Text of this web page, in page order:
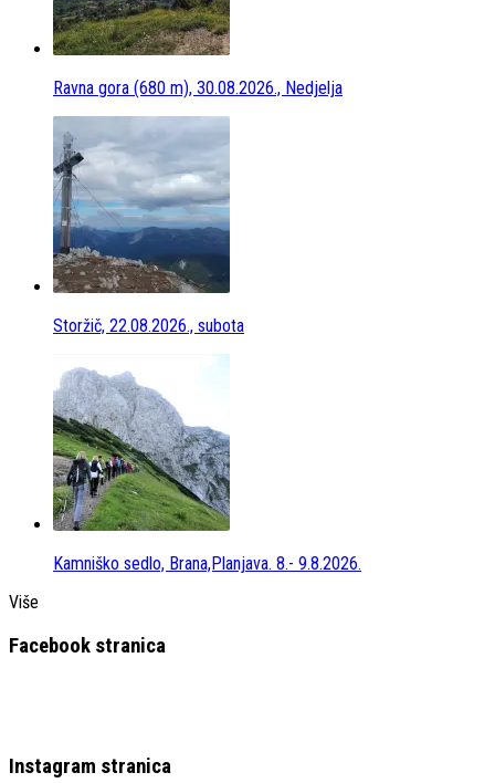
Ravna gora (680 m), 30.08.2026., Nedjelja
Storžič, 22.08.2026., subota
Kamniško sedlo, Brana,Planjava. 8.- 9.8.2026.
Više
Facebook stranica
Instagram stranica